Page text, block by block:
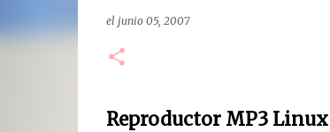
el junio 05, 2007
Reproductor MP3 Linux